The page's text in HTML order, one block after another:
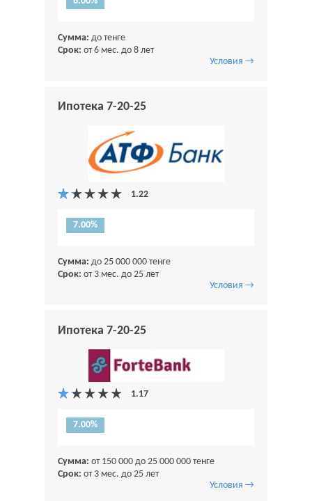
Сумма: до тенге
Срок: от 6 мес. до 8 лет
Условия →
Ипотека 7-20-25
7.00%
Сумма: до 25 000 000 тенге
Срок: от 3 мес. до 25 лет
Условия →
Ипотека 7-20-25
7.00%
Сумма: от 150 000 до 25 000 000 тенге
Срок: от 3 мес. до 25 лет
Условия →